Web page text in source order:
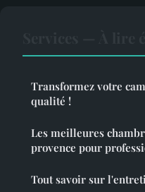
Transformez votre
qualité !
Les meilleures
provence pour
Tout savoir sur